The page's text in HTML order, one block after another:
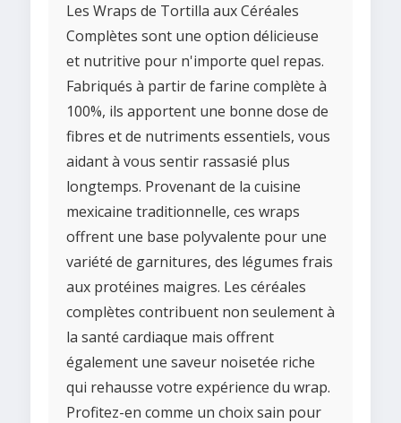
Les Wraps de Tortilla aux Céréales
Complètes sont une option délicieuse
et nutritive pour n'importe quel repas.
Fabriqués à partir de farine complète à
100%, ils apportent une bonne dose de
fibres et de nutriments essentiels, vous
aidant à vous sentir rassasié plus
longtemps. Provenant de la cuisine
mexicaine traditionnelle, ces wraps
offrent une base polyvalente pour une
variété de garnitures, des légumes frais
aux protéines maigres. Les céréales
complètes contribuent non seulement à
la santé cardiaque mais offrent
également une saveur noisetée riche
qui rehausse votre expérience du wrap.
Profitez-en comme un choix sain pour